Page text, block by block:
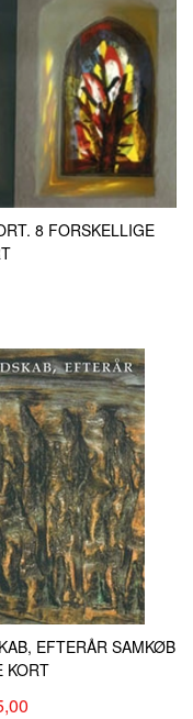
8 FORSKELLIGE
EFTERÅR SAMKØB
KORT